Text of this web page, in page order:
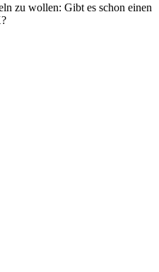
zu wollen: Gibt es schon einen